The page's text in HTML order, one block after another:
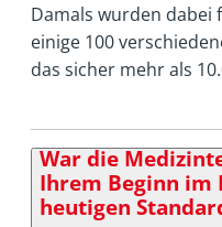
Damals wurden dabei
einige 100
das sicher mehr als
War die
Ihrem Beginn im
heutigen